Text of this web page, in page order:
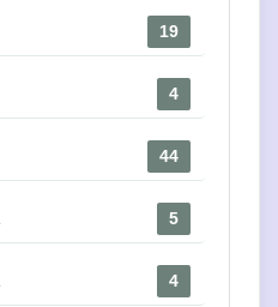
19
4
44
5
4